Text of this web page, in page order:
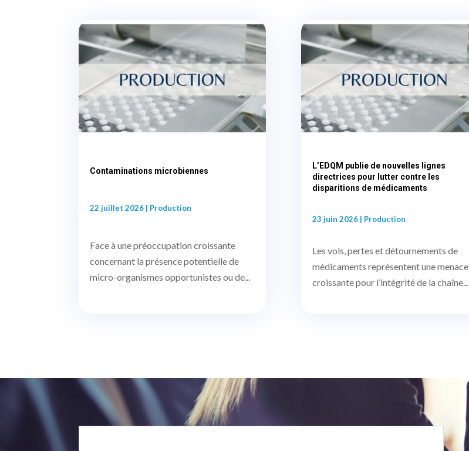
Contaminations microbiennes
22 juillet 2026 | Production
Face à une préoccupation croissante
concernant la présence potentielle de
micro-organismes opportunistes ou de...
L’EDQM publie de nouvelles lignes
directrices pour lutter contre les
disparitions de médicaments
23 juin 2026| Production
Les vols, pertes et détournements de
médicaments représentent une menace
croissante pour l’intégrité de la chaîne...